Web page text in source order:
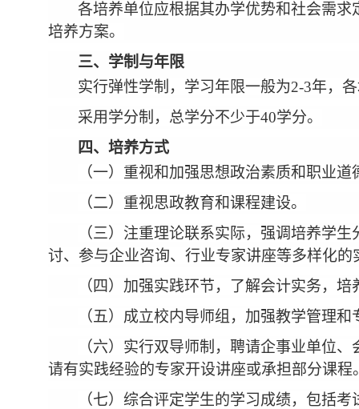
各培养单位应根据其办学优势和社会需
培养方案。
三、学制与年限
实行弹性学制，学习年限一般为2-3年，
采用学分制，总学分不少于40学分。
四、培养方式
（一）重视和加强思想政治素质和职业道
（二）重视思政教育和课程建设。
（三）注重理论联系实际，强调培养学
讨、参与企业咨询、行业专家讲座等多样化
（四）加强实践环节，了解会计实务，
（五）成立校内导师组，加强教学管理
（六）实行双导师制，聘请企事业单位
请有实践经验的专家开设讲座或承担部分课程
（七）综合评定学生的学习成绩，包括